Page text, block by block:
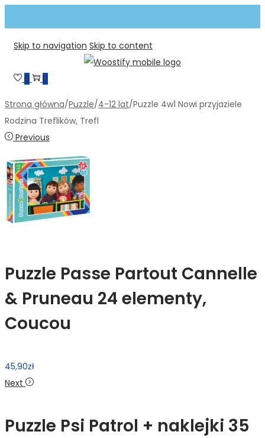
Skip to navigation Skip to content
0 0
Strona główna/Puzzle/4-12 lat/Puzzle 4w1 Nowi przyjaziele
Rodzina Treflików, Trefl
Previous
Puzzle Passe Partout Cannelle
& Pruneau 24 elementy,
Coucou
45,90zł
Next
Puzzle Psi Patrol + naklejki 35